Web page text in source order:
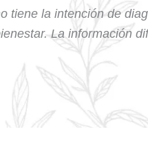
tiene la intención de
La información